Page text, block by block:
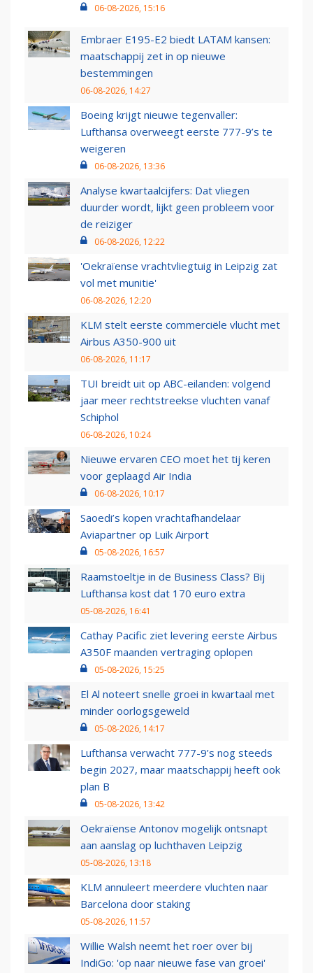
06-08-2026, 15:16
Embraer E195-E2 biedt LATAM kansen:
maatschappij zet in op nieuwe
bestemmingen
06-08-2026, 14:27
Boeing krijgt nieuwe tegenvaller:
Lufthansa overweegt eerste 777-9’s te
weigeren
06-08-2026, 13:36
Analyse kwartaalcijfers: Dat vliegen
duurder wordt, lijkt geen probleem voor
de reiziger
06-08-2026, 12:22
'Oekraïense vrachtvliegtuig in Leipzig zat
vol met munitie'
06-08-2026, 12:20
KLM stelt eerste commerciële vlucht met
Airbus A350-900 uit
06-08-2026, 11:17
TUI breidt uit op ABC-eilanden: volgend
jaar meer rechtstreekse vluchten vanaf
Schiphol
06-08-2026, 10:24
Nieuwe ervaren CEO moet het tij keren
voor geplaagd Air India
06-08-2026, 10:17
Saoedi’s kopen vrachtafhandelaar
Aviapartner op Luik Airport
05-08-2026, 16:57
Raamstoeltje in de Business Class? Bij
Lufthansa kost dat 170 euro extra
05-08-2026, 16:41
Cathay Pacific ziet levering eerste Airbus
A350F maanden vertraging oplopen
05-08-2026, 15:25
El Al noteert snelle groei in kwartaal met
minder oorlogsgeweld
05-08-2026, 14:17
Lufthansa verwacht 777-9’s nog steeds
begin 2027, maar maatschappij heeft ook
plan B
05-08-2026, 13:42
Oekraïense Antonov mogelijk ontsnapt
aan aanslag op luchthaven Leipzig
05-08-2026, 13:18
KLM annuleert meerdere vluchten naar
Barcelona door staking
05-08-2026, 11:57
Willie Walsh neemt het roer over bij
IndiGo: 'op naar nieuwe fase van groei'